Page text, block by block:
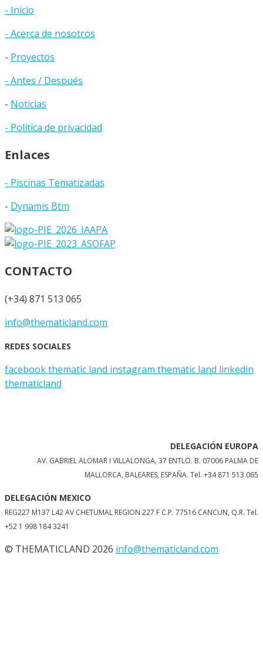
- Inicio
- Acerca de nosotros
- Proyectos
- Antes / Después
- Noticias
- Política de privacidad
Enlaces
- Piscinas Tematizadas
- Dynamis Btm
CONTACTO
(+34) 871 513 065
info@thematicland.com
REDES SOCIALES
facebook thematic land instagram thematic land linkedin
thematicland
DELEGACIÓN EUROPA
AV. GABRIEL ALOMAR I VILLALONGA, 37 ENTLO. B. 07006 PALMA DE
MALLORCA, BALEARES, ESPAÑA. Tel. +34 871 513 065
DELEGACIÓN MEXICO
REG227 M137 L42 AV CHETUMAL REGION 227 F C.P. 77516 CANCUN, Q.R. Tel.
+52 1 998 184 3241
© THEMATICLAND 2026 info@thematicland.com